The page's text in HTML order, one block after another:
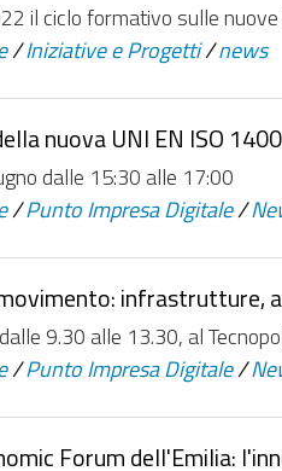
il ciclo formativo sulle
/Iniziative e Progetti /news
nuova UNI EN ISO
dalle 15:30 alle 17:00
/Punto Impresa Digitale /
movimento:
9.30 alle 13.30, al
/Punto Impresa Digitale /
Forum dell'Emilia: